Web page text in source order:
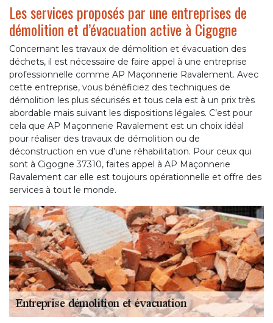
Les services proposés par une entreprises de
démolition et d’évacuation active à Cigogne
Concernant les travaux de démolition et évacuation des
déchets, il est nécessaire de faire appel à une entreprise
professionnelle comme AP Maçonnerie Ravalement. Avec
cette entreprise, vous bénéficiez des techniques de
démolition les plus sécurisés et tous cela est à un prix très
abordable mais suivant les dispositions légales. C’est pour
cela que AP Maçonnerie Ravalement est un choix idéal
pour réaliser des travaux de démolition ou de
déconstruction en vue d’une réhabilitation. Pour ceux qui
sont à Cigogne 37310, faites appel à AP Maçonnerie
Ravalement car elle est toujours opérationnelle et offre des
services à tout le monde.